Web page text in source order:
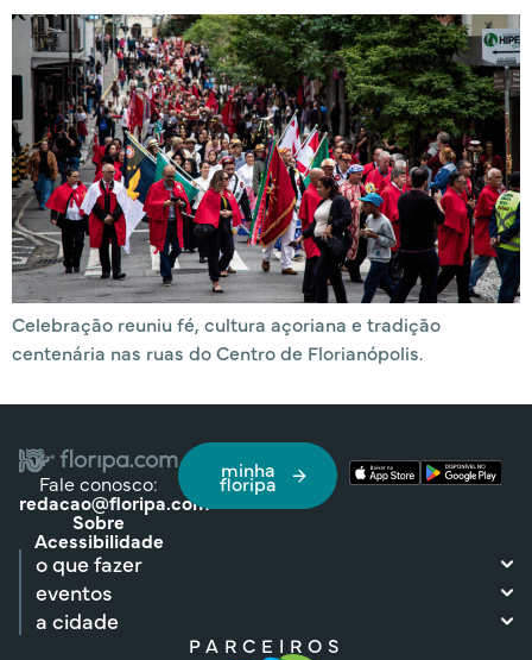
Celebração reuniu fé, cultura açoriana e tradição
centenária nas ruas do Centro de Florianópolis.
Fale conosco:
redacao@floripa.com
Sobre
Acessibilidade
minha
floripa
o que fazer
eventos
a cidade
PARCEIROS